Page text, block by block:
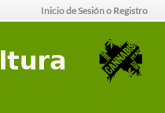
Inicio de Sesión o Registro